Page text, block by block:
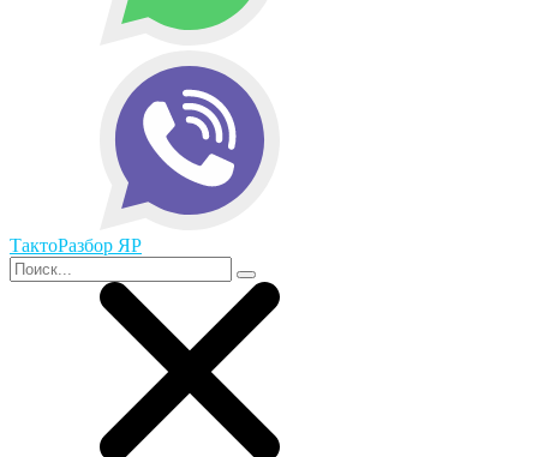
ТактоРазбор ЯР